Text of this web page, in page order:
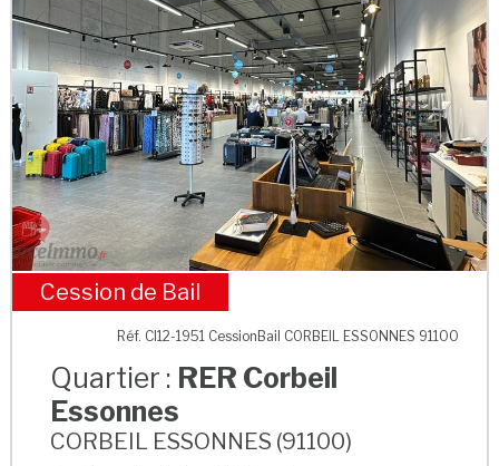
RER Corbeil Essonnes
Cession de Bail
Réf. CI12-1951 CessionBail CORBEIL ESSONNES 91100
Quartier : RER Corbeil
Essonnes
CORBEIL ESSONNES (91100)